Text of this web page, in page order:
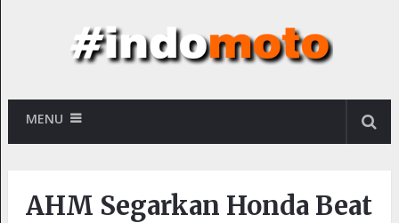
MENU
AHM Segarkan Honda Beat